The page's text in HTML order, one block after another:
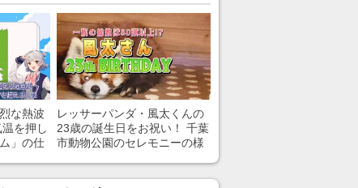
な熱波
を押し
」の仕
レッサーパンダ・風太くんの
23歳の誕生日をお祝い！ 千葉
市動物公園のセレモニーの様